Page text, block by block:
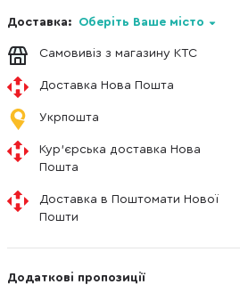
Доставка: Оберіть Ваше місто
Самовивіз з магазину КТС
Доставка Нова Пошта
Укрпошта
Кур'єрська доставка Нова
Пошта
Доставка в Поштомати Нової
Пошти
Додаткові пропозиції